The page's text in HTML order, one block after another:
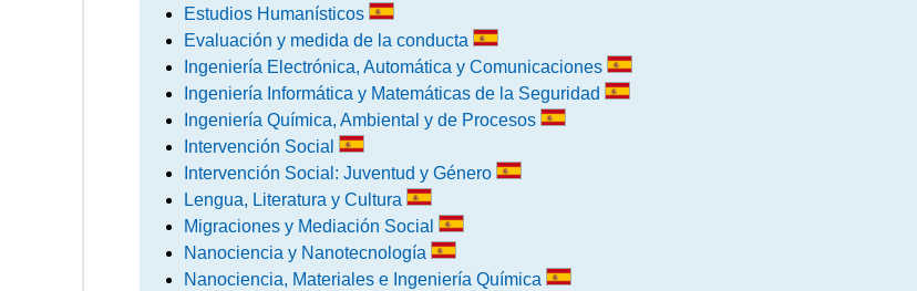
Estudios Humanísticos
Evaluación y medida de la conducta
Ingeniería Electrónica, Automática y Comunicaciones
Ingeniería Informática y Matemáticas de la Seguridad
Ingeniería Química, Ambiental y de Procesos
Intervención Social
Intervención Social: Juventud y Género
Lengua, Literatura y Cultura
Migraciones y Mediación Social
Nanociencia y Nanotecnología
Nanociencia, Materiales e Ingeniería Química